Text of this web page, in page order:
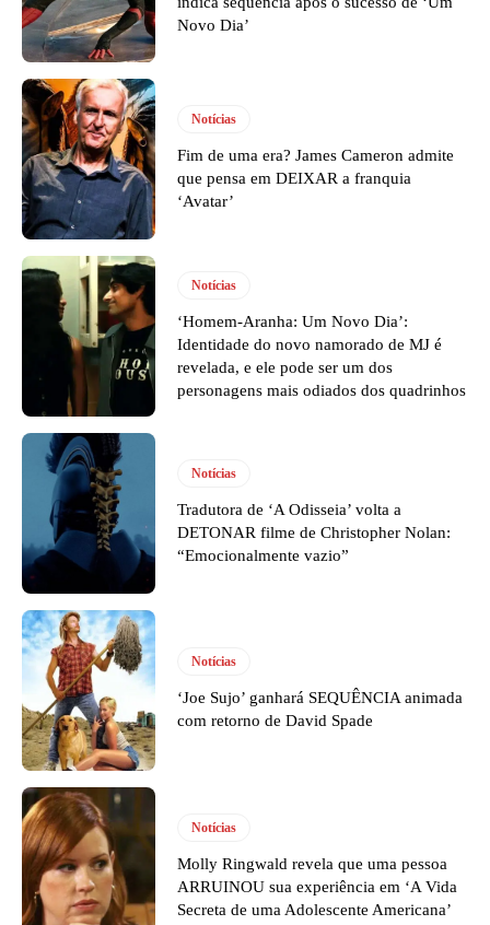
Novo Dia’
Notícias
Fim de uma era? James Cameron admite
que pensa em DEIXAR a franquia
‘Avatar’
Notícias
‘Homem-Aranha: Um Novo Dia’:
Identidade do novo namorado de MJ é
revelada, e ele pode ser um dos
personagens mais odiados dos quadrinhos
Notícias
Tradutora de ‘A Odisseia’ volta a
DETONAR filme de Christopher Nolan:
“Emocionalmente vazio”
Notícias
‘Joe Sujo’ ganhará SEQUÊNCIA animada
com retorno de David Spade
Notícias
Molly Ringwald revela que uma pessoa
ARRUINOU sua experiência em ‘A Vida
Secreta de uma Adolescente Americana’